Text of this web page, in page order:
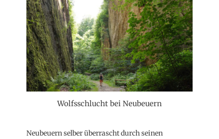
Wolfsschlucht bei Neubeuern
Neubeuern selber überrascht durch seinen